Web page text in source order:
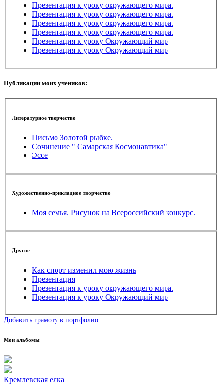
Презентация к уроку окружающего мира.
Презентация к уроку окружающего мира.
Презентация к уроку окружающего мира.
Презентация к уроку окружающего мира.
Презентация к уроку Окружающий мир
Презентация к уроку Окружающий мир
Публикации моих учеников:
Литературное творчество
Письмо Золотой рыбке.
Сочинение " Самарская Космонавтика"
Эссе
Художественно-прикладное творчество
Моя семья. Рисунок на Всероссийский конкурс.
Другое
Как спорт изменил мою жизнь
Презентация
Презентация к уроку окружающего мира.
Презентация к уроку Окружающий мир
Добавить грамоту в портфолио
Мои альбомы
Кремлевская елка